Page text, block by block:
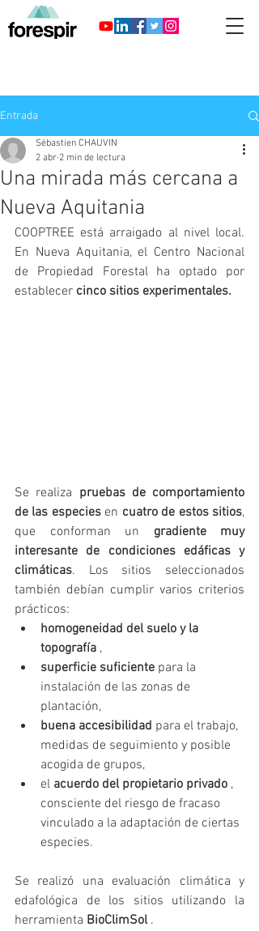
Entrada
Una mirada más cercana a
Nueva Aquitania
Sébastien CHAUVIN
2 abr 2 min de lectura
COOPTREE está arraigado al nivel local.
En Nueva Aquitania, el Centro Nacional
de Propiedad Forestal ha optado por
establecer cinco sitios experimentales.
Se realiza pruebas de comportamiento
de las especies en cuatro de estos sitios,
que conforman un gradiente muy
interesante de condiciones edáficas y
climáticas. Los sitios seleccionados
también debían cumplir varios criterios
prácticos:
homogeneidad del suelo y la
topografía ,
superficie suficiente para la
instalación de las zonas de
plantación,
buena accesibilidad para el trabajo,
medidas de seguimiento y posible
acogida de grupos,
el acuerdo del propietario privado ,
consciente del riesgo de fracaso
vinculado a la adaptación de ciertas
especies.
Se realizó una evaluación climática y
edafológica de los sitios utilizando la
herramienta BioClimSol .